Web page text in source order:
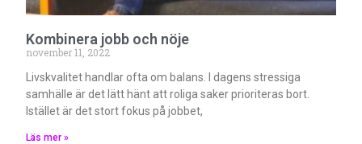
Kombinera jobb och nöje
november 11, 2022
Livskvalitet handlar ofta om balans. I dagens stressiga
samhälle är det lätt hänt att roliga saker prioriteras bort.
Istället är det stort fokus på jobbet,
Läs mer »